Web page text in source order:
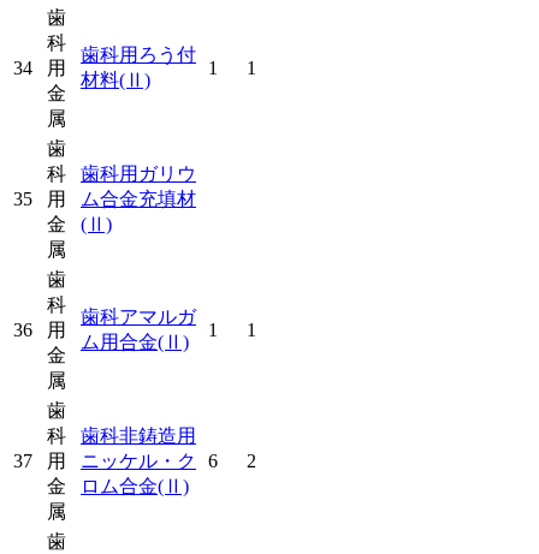
34
歯
科
用
金
属
歯科用ろう付
材料(Ⅱ)
1 1
35
歯
科
用
金
属
歯科用ガリウ
ム合金充填材
(Ⅱ)
36
歯
科
用
金
属
歯科アマルガ
ム用合金(Ⅱ)
1 1
37
歯
科
用
金
属
歯科非鋳造用
ニッケル・ク
ロム合金(Ⅱ)
6 2
歯